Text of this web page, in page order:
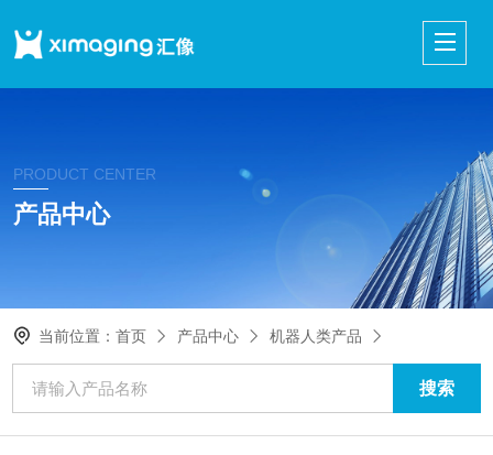
PRODUCT CENTER
产品中心
当前位置：首页 产品中心 机器人类产品